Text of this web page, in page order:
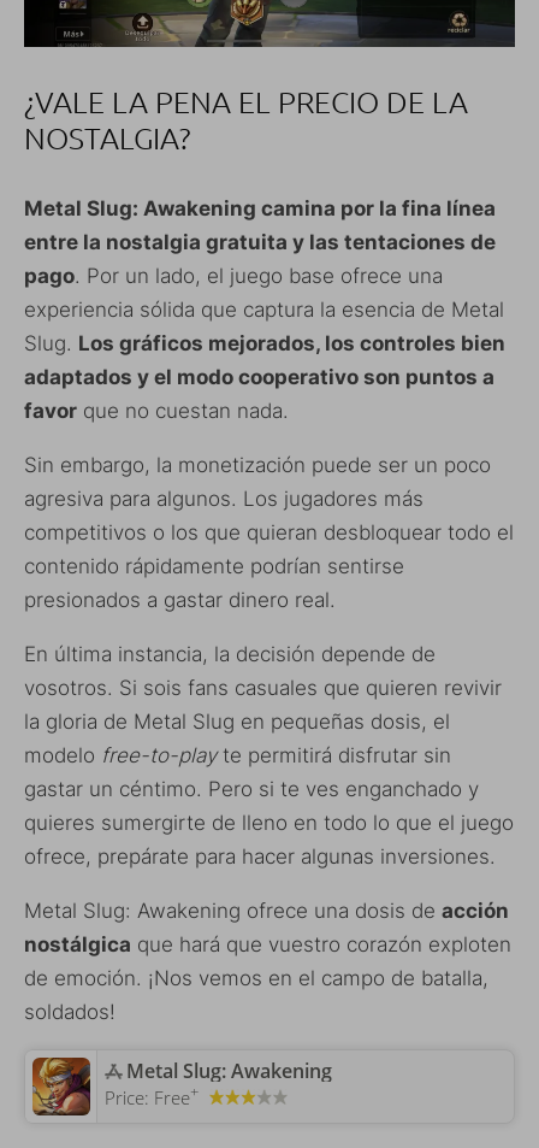
¿VALE LA PENA EL PRECIO DE LA
NOSTALGIA?
Metal Slug: Awakening camina por la fina línea
entre la nostalgia gratuita y las tentaciones de
pago. Por un lado, el juego base ofrece una
experiencia sólida que captura la esencia de Metal
Slug. Los gráficos mejorados, los controles bien
adaptados y el modo cooperativo son puntos a
favor que no cuestan nada.
Sin embargo, la monetización puede ser un poco
agresiva para algunos. Los jugadores más
competitivos o los que quieran desbloquear todo el
contenido rápidamente podrían sentirse
presionados a gastar dinero real.
En última instancia, la decisión depende de
vosotros. Si sois fans casuales que quieren revivir
la gloria de Metal Slug en pequeñas dosis, el
modelo free-to-playte permitirá disfrutar sin
gastar un céntimo. Pero si te ves enganchado y
quieres sumergirte de lleno en todo lo que el juego
ofrece, prepárate para hacer algunas inversiones.
Metal Slug: Awakening ofrece una dosis de acción
nostálgica que hará que vuestro corazón exploten
de emoción. ¡Nos vemos en el campo de batalla,
soldados!
‎Metal Slug: Awakening
Price: Free+